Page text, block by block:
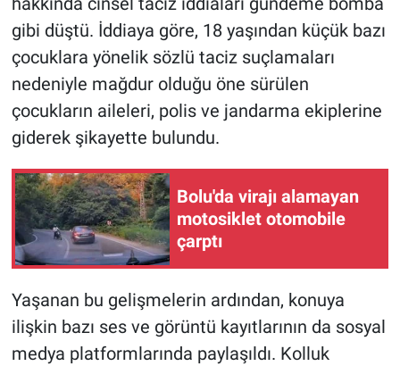
gibi düştü. İddiaya göre, 18 yaşından küçük bazı
çocuklara yönelik sözlü taciz suçlamaları
nedeniyle mağdur olduğu öne sürülen
çocukların aileleri, polis ve jandarma ekiplerine
giderek şikayette bulundu.
Bolu'da virajı alamayan
motosiklet otomobile
çarptı
Yaşanan bu gelişmelerin ardından, konuya
ilişkin bazı ses ve görüntü kayıtlarının da sosyal
medya platformlarında paylaşıldı. Kolluk